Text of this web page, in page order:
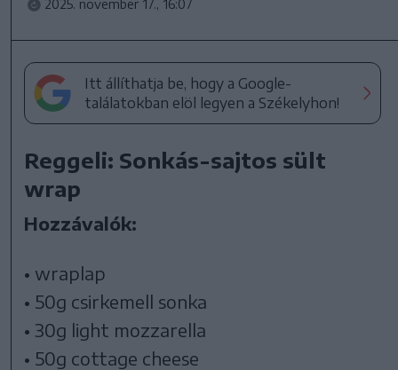
2025. november 17., 16:07
Itt állíthatja be, hogy a Google-
találatokban elöl legyen a Székelyhon!
Reggeli: Sonkás-sajtos sült
wrap
Hozzávalók:
• wraplap
• 50g csirkemell sonka
• 30g light mozzarella
• 50g cottage cheese